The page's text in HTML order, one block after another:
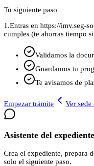
Tu siguiente paso
1.Entras en https://imv.seg-
cumples (te ahorras tiempo
Validamos la
Guardamos tu
Te avisamos de
Empezar trámite Ver
Asistente del expediente
Crea el expediente, prepara
solo el siguiente paso.